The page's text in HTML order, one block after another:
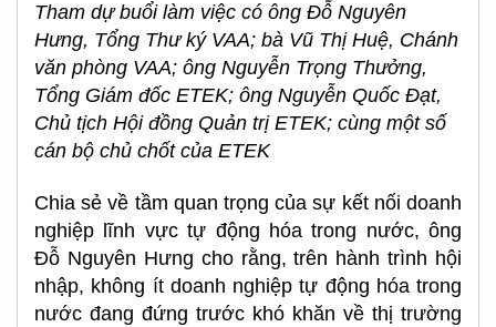
Tham dự buổi làm việc có ông Đỗ Nguyên
Hưng, Tổng Thư ký VAA; bà Vũ Thị Huệ, Chánh
văn phòng VAA; ông Nguyễn Trọng Thưởng,
Tổng Giám đốc ETEK; ông Nguyễn Quốc Đạt,
Chủ tịch Hội đồng Quản trị ETEK; cùng một số
cán bộ chủ chốt của ETEK
Chia sẻ về tầm quan trọng của sự kết nối doanh
nghiệp lĩnh vực tự động hóa trong nước, ông
Đỗ Nguyên Hưng cho rằng, trên hành trình hội
nhập, không ít doanh nghiệp tự động hóa trong
nước đang đứng trước khó khăn về thị trường